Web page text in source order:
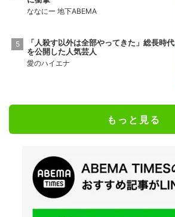
ななにー 地下ABEMA
「人殺す以外は全部やってきた」総長時代
を公開した人気芸人
愛のハイエナ
もっと見る